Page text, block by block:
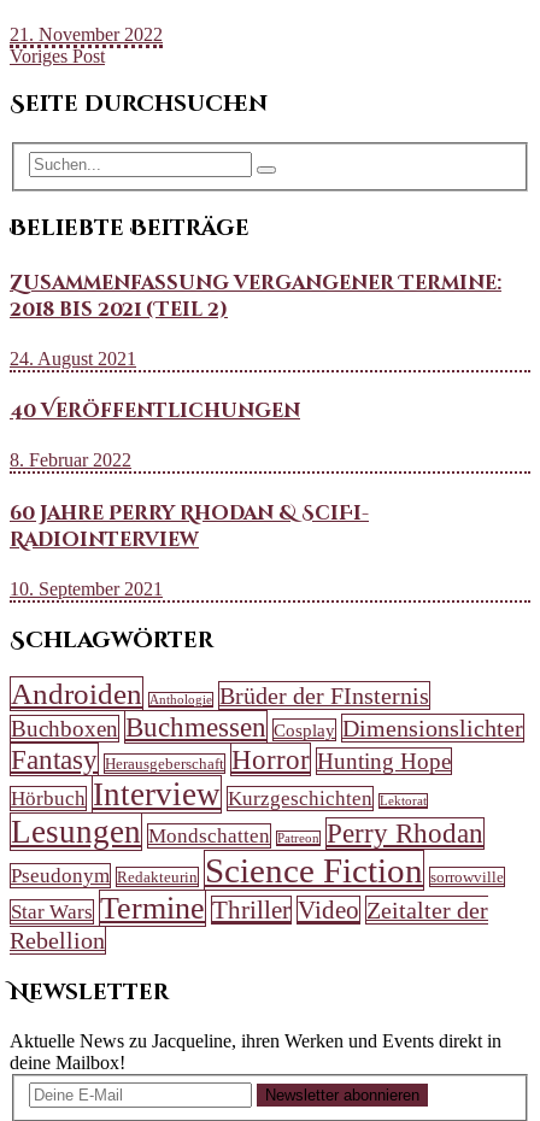
21. November 2022
Voriges Post
Seite durchsuchen
Beliebte Beiträge
Zusammenfassung vergangener Termine:
2018 bis 2021 (Teil 2)
24. August 2021
40 Veröffentlichungen
8. Februar 2022
60 Jahre Perry Rhodan & SciFi-
Radiointerview
10. September 2021
Schlagwörter
Androiden Anthologie Brüder der FInsternis
Buchboxen Buchmessen Cosplay Dimensionslichter
Fantasy Herausgeberschaft Horror Hunting Hope
Hörbuch Interview Kurzgeschichten Lektorat
Lesungen Mondschatten Patreon Perry Rhodan
Pseudonym Redakteurin Science Fiction sorrowville
Star Wars Termine Thriller Video Zeitalter der
Rebellion
Newsletter
Aktuelle News zu Jacqueline, ihren Werken und Events direkt in
deine Mailbox!
Newsletter abonnieren